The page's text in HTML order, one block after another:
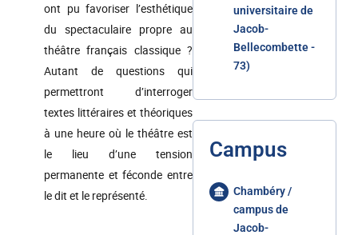
ont pu favoriser l’esthétique
du spectaculaire propre au
théâtre français classique ?
Autant de questions qui
permettront d’interroger
textes littéraires et théoriques
à une heure où le théâtre est
le lieu d’une tension
permanente et féconde entre
le dit et le représenté.
universitaire de
Jacob-
Bellecombette -
73)
Campus
Chambéry /
campus de
Jacob-